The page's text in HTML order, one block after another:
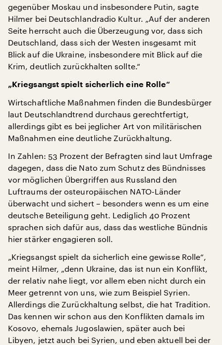
gegenüber Moskau und insbesondere Putin, sagte
Hilmer bei Deutschlandradio Kultur. „Auf der anderen
Seite herrscht auch die Überzeugung vor, dass sich
Deutschland, dass sich der Westen insgesamt mit
Blick auf die Ukraine, insbesondere mit Blick auf die
Krim, deutlich zurückhalten sollte.“
„Kriegsangst spielt sicherlich eine Rolle“
Wirtschaftliche Maßnahmen finden die Bundesbürger
laut Deutschlandtrend durchaus gerechtfertigt,
allerdings gibt es bei jeglicher Art von militärischen
Maßnahmen eine deutliche Zurückhaltung.
In Zahlen: 53 Prozent der Befragten sind laut Umfrage
dagegen, dass die Nato zum Schutz des Bündnisses
vor möglichen Übergriffen aus Russland den
Luftraums der osteuropäischen NATO-Länder
überwacht und sichert – besonders wenn es um eine
deutsche Beteiligung geht. Lediglich 40 Prozent
sprachen sich dafür aus, dass das westliche Bündnis
hier stärker engagieren soll.
„Kriegsangst spielt da sicherlich eine gewisse Rolle“,
meint Hilmer, „denn Ukraine, das ist nun ein Konflikt,
der relativ nahe liegt, vor allem eben nicht durch ein
Meer getrennt von uns, wie zum Beispiel Syrien.
Allerdings die Zurückhaltung selbst, die hat Tradition.
Das kennen wir schon aus den Konflikten damals im
Kosovo, ehemals Jugoslawien, später auch bei
Libyen, jetzt auch bei Syrien, und eben aktuell bei der